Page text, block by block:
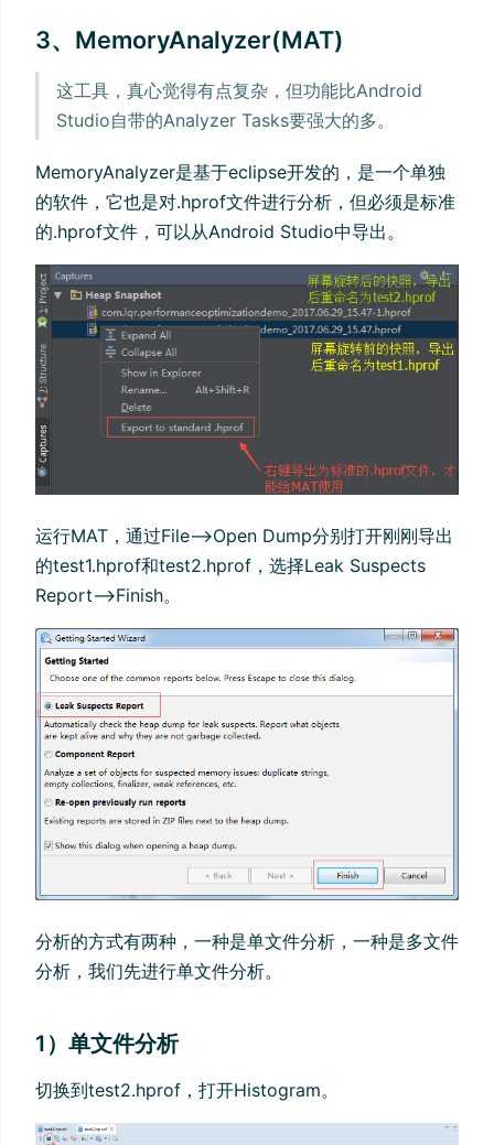
3、MemoryAnalyzer(MAT)
这工具，真心觉得有点复杂，但功能比Android
Studio自带的Analyzer Tasks要强大的多。
MemoryAnalyzer是基于eclipse开发的，是一个单独
的软件，它也是对.hprof文件进行分析，但必须是标准
的.hprof文件，可以从Android Studio中导出。
运行MAT，通过File-->Open Dump分别打开刚刚导出
的test1.hprof和test2.hprof，选择Leak Suspects
Report-->Finish。
分析的方式有两种，一种是单文件分析，一种是多文件
分析，我们先进行单文件分析。
1）单文件分析
切换到test2.hprof，打开Histogram。